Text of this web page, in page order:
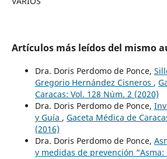
Artículos más leídos del mismo
Dra. Doris Perdomo de Ponce,
Gregorio Hernández Cisneros ,
Caracas: Vol. 128 Núm. 2 (2020)
Dra. Doris Perdomo de Ponce,
y Guía , Gaceta Médica de
(2016)
Dra. Doris Perdomo de Ponce,
y medidas de prevención “Asma: